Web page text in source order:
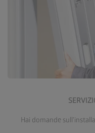
Hai domande